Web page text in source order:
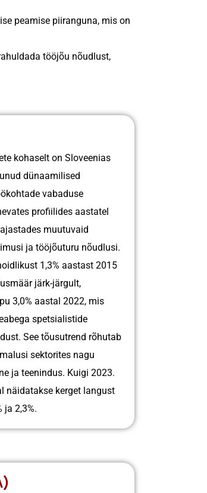
peamise piiranguna, mis on
tööjõu nõudlust,
kohaselt on Sloveenias
dünaamilised
vabaduse
profiilides aastatel
muutuvaid
ja tööjõuturu nõudlusi.
1,3% aastast 2015
järk-järgult,
3,0% aastal 2022, mis
spetsialistide
See tõusutrend rõhutab
sektorites nagu
ja teenindus. Kuigi 2023.
näidatakse kerget langust
ja 2,3%.